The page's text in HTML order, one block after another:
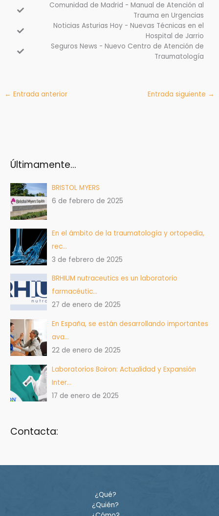
Comunidad de Madrid - Manual de Atención al
Trauma en Urgencias
Noticias Asturias Hoy - Nuevas Técnicas en el
Hospital de Jarrio
Seguros News - Nuevo Centro de Atención de
Traumatología
← Entrada anterior Entrada siguiente →
Últimamente…
BRISTOL MYERS
6 de febrero de 2025
En el ámbito de la traumatología y ortopedia,
rec…
3 de febrero de 2025
BRHIUM nutraceutics es un laboratorio
farmacéutic…
27 de enero de 2025
En España, se están desarrollando importantes
ava…
22 de enero de 2025
Laboratorios Boiron: Actualidad y Expansión
Inter…
17 de enero de 2025
Contacta:
¿Qué?
¿Quién?